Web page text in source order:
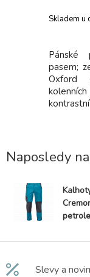
Skladem u
Pánské
pasem;
Oxford
Naposledy
Slevy a